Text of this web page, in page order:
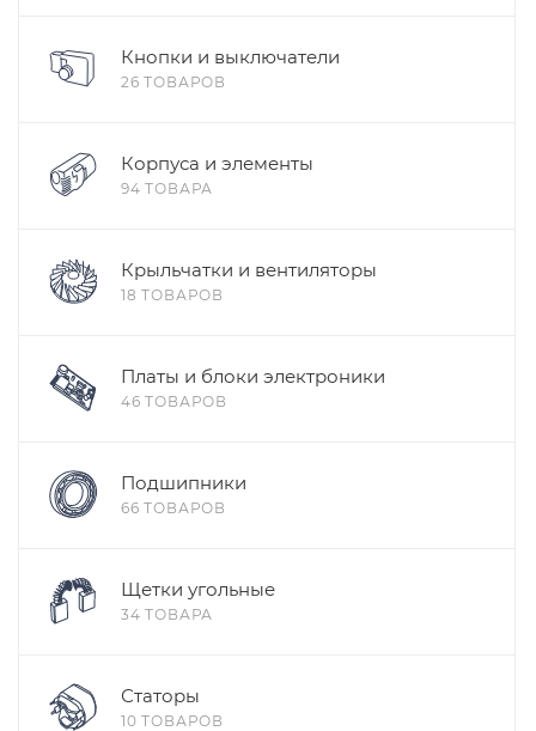
Кнопки и выключатели
26 ТОВАРОВ
Корпуса и элементы
94 ТОВАРА
Крыльчатки и вентиляторы
18 ТОВАРОВ
Платы и блоки электроники
46 ТОВАРОВ
Подшипники
66 ТОВАРОВ
Щетки угольные
34 ТОВАРА
Статоры
10 ТОВАРОВ